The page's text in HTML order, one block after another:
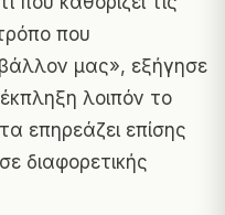
που
μας», εξήγησε
λοιπόν το
επηρεάζει επίσης
διαφορετικής